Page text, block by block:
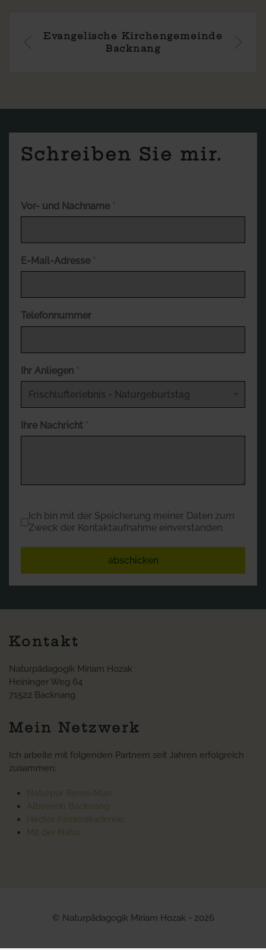
Evangelische Kirchengemeinde
Backnang
Schreiben Sie mir.
Vor- und Nachname *
E-Mail-Adresse *
Telefonnummer
Ihr Anliegen *
Ihre Nachricht *
Datenschutz*
Ich bin mit der Speicherung meiner Daten zum
Zweck der Kontaktaufnahme einverstanden.
abschicken
Kontakt
Naturpädagogik Miriam Hozak
Heininger Weg 64
71522 Backnang
Mein Netzwerk
Ich arbeite mit folgenden Partnern seit Jahren erfolgreich
zusammen:
Naturpur Rems-Murr
Albverein Backnang
Hector Kinderakademie
Mit der Natur
© Naturpädagogik Miriam Hozak - 2026